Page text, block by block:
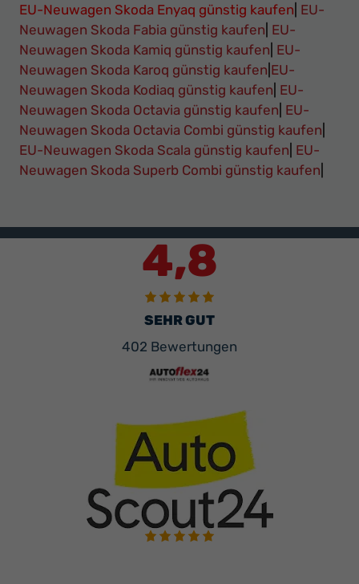
EU-Neuwagen Skoda Enyaq günstig kaufen EU-
Neuwagen Skoda Fabia günstig kaufen EU-
Neuwagen Skoda Kamiq günstig kaufen EU-
Neuwagen Skoda Karoq günstig kaufen EU-
Neuwagen Skoda Kodiaq günstig kaufen EU-
Neuwagen Skoda Octavia günstig kaufen EU-
Neuwagen Skoda Octavia Combi günstig kaufen
EU-Neuwagen Skoda Scala günstig kaufen EU-
Neuwagen Skoda Superb Combi günstig kaufen
4,8
SEHR GUT
402 Bewertungen